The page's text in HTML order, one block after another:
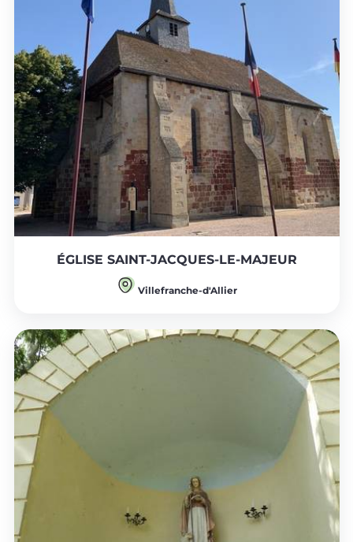
ÉGLISE SAINT-JACQUES-LE-MAJEUR
Villefranche-d'Allier